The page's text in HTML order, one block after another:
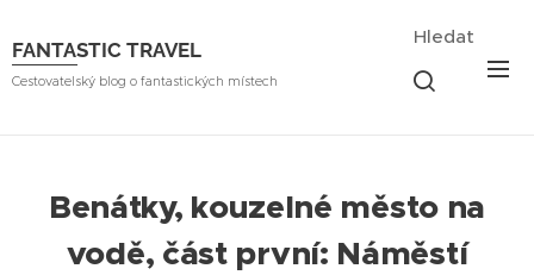
FANTASTIC TRAVEL
Cestovatelský blog o fantastických místech
Hledat
Benátky, kouzelné město na
vodě, část první: Náměstí